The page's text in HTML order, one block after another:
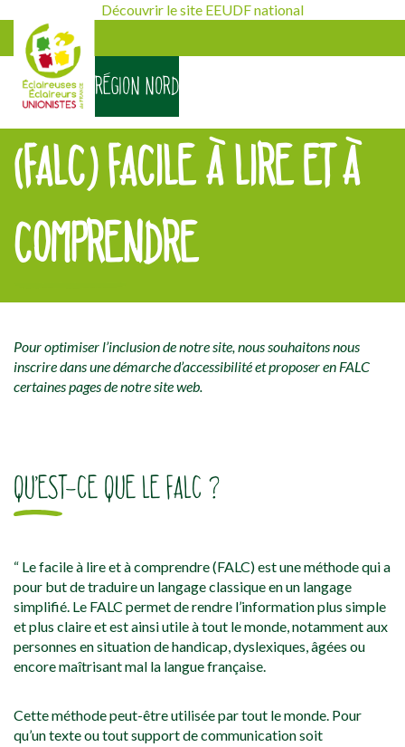
Découvrir le site EEUDF national
RÉGION NORD
(FALC) FACILE À LIRE ET À
COMPRENDRE
Pour optimiser l’inclusion de notre site, nous souhaitons nous
inscrire dans une démarche d’accessibilité et proposer en FALC
certaines pages de notre site web.
QU’EST-CE QUE LE FALC ?
“ Le facile à lire et à comprendre (FALC) est une méthode qui a
pour but de traduire un langage classique en un langage
simplifié. Le FALC permet de rendre l’information plus simple
et plus claire et est ainsi utile à tout le monde, notamment aux
personnes en situation de handicap, dyslexiques, âgées ou
encore maîtrisant mal la langue française.
Cette méthode peut-être utilisée par tout le monde. Pour
qu’un texte ou tout support de communication soit